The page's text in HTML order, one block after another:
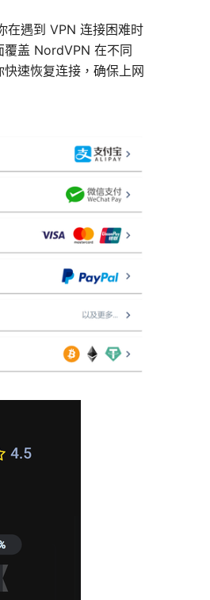
在遇到 VPN 连接困难时
覆盖 NordVPN 在不同
速恢复连接，确保上网